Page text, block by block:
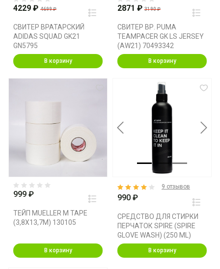
4229 ₽ 4699 ₽
СВИТЕР ВРАТАРСКИЙ
ADIDAS SQUAD GK21
GN5795
В корзину
2871 ₽ 3190 ₽
СВИТЕР ВР. PUMA
TEAMPACER GK LS JERSEY
(AW21) 70493342
В корзину
999 ₽
ТЕЙП MUELLER M TAPE
(3,8X13,7M) 130105
В корзину
Previous Next
990 ₽
СРЕДСТВО ДЛЯ СТИРКИ
ПЕРЧАТОК SPIRE (SPIRE
GLOVE WASH) (250 ML)
9 отзывов
В корзину